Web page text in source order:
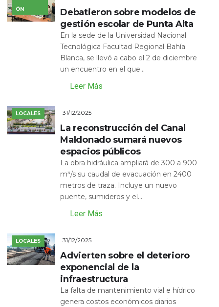
ÓN
Debatieron sobre modelos de
gestión escolar de Punta Alta
En la sede de la Universidad Nacional
Tecnológica Facultad Regional Bahía
Blanca, se llevó a cabo el 2 de diciembre
un encuentro en el que...
Leer Más
LOCALES 31/12/2025
La reconstrucción del Canal
Maldonado sumará nuevos
espacios públicos
La obra hidráulica ampliará de 300 a 900
m³/s su caudal de evacuación en 2400
metros de traza. Incluye un nuevo
puente, sumideros y el...
Leer Más
LOCALES 31/12/2025
Advierten sobre el deterioro
exponencial de la
infraestructura
La falta de mantenimiento vial e hídrico
genera costos económicos diarios